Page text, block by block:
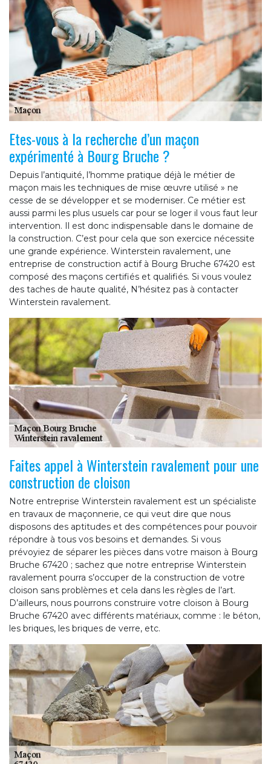
Etes-vous à la recherche d’un maçon
expérimenté à Bourg Bruche ?
Depuis l’antiquité, l’homme pratique déjà le métier de
maçon mais les techniques de mise œuvre utilisé » ne
cesse de se développer et se moderniser. Ce métier est
aussi parmi les plus usuels car pour se loger il vous faut leur
intervention. Il est donc indispensable dans le domaine de
la construction. C’est pour cela que son exercice nécessite
une grande expérience. Winterstein ravalement, une
entreprise de construction actif à Bourg Bruche 67420 est
composé des maçons certifiés et qualifiés. Si vous voulez
des taches de haute qualité, N’hésitez pas à contacter
Winterstein ravalement.
Faites appel à Winterstein ravalement pour une
construction de cloison
Notre entreprise Winterstein ravalement est un spécialiste
en travaux de maçonnerie, ce qui veut dire que nous
disposons des aptitudes et des compétences pour pouvoir
répondre à tous vos besoins et demandes. Si vous
prévoyiez de séparer les pièces dans votre maison à Bourg
Bruche 67420 ; sachez que notre entreprise Winterstein
ravalement pourra s’occuper de la construction de votre
cloison sans problèmes et cela dans les règles de l’art.
D’ailleurs, nous pourrons construire votre cloison à Bourg
Bruche 67420 avec différents matériaux, comme : le béton,
les briques, les briques de verre, etc.